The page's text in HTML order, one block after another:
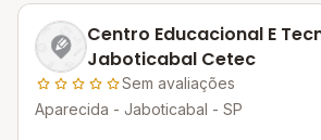
Centro Educacional E
Jaboticabal Cetec
Sem avaliações
Aparecida - Jaboticabal - SP